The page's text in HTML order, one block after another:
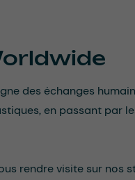
des échanges
en passant par
rendre visite sur